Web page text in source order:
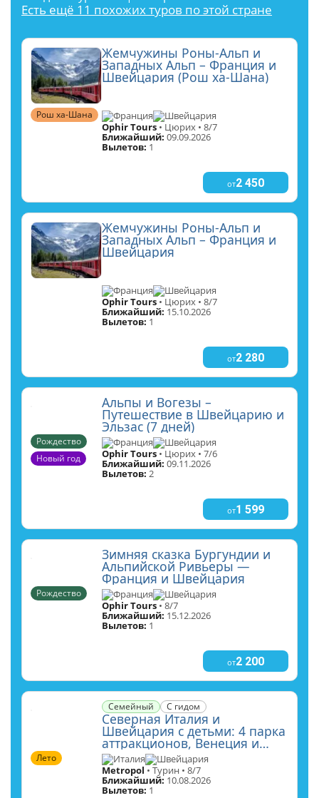
Есть ещё 11 похожих туров по этой стране
Жемчужины Роны-Альп и
Западных Альп – Франция и
Швейцария (Рош ха-Шана)
Рош ха-Шана Франция
Швейцария
Ophir Tours • Цюрих • 8/7
Ближайший: 09.09.2026
Вылетов: 1
от2 450
Жемчужины Роны-Альп и
Западных Альп – Франция и
Швейцария
Франция
Швейцария
Ophir Tours • Цюрих • 8/7
Ближайший: 15.10.2026
Вылетов: 1
от2 280
Альпы и Вогезы –
Путешествие в Швейцарию и
Эльзас (7 дней)
Рождество
Новый год
Франция
Швейцария
Ophir Tours • Цюрих • 7/6
Ближайший: 09.11.2026
Вылетов: 2
от1 599
Зимняя сказка Бургундии и
Альпийской Ривьеры —
Франция и Швейцария
Рождество Франция
Швейцария
Ophir Tours • 8/7
Ближайший: 15.12.2026
Вылетов: 1
от2 200
Семейный С гидом
Северная Италия и
Швейцария с детьми: 4 парка
аттракционов, Венеция и
круиз по озеру Гарда
Лето Италия
Швейцария
Metropol • Турин • 8/7
Ближайший: 10.08.2026
Вылетов: 1